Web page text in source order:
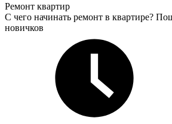
Ремонт квартир
С чего начинать ремонт в квартире?
новичков